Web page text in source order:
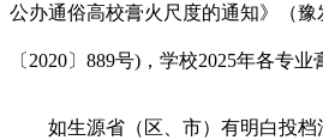
公办通俗高校膏火尺度的通知》（
〔2020〕889号)，学校2025年各专业
如生源省（区、市）有明白投档